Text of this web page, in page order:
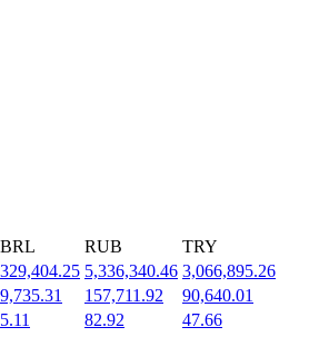
BRL RUB
TRY
329,404.25 5,336,340.46 3,066,895.26
9,735.31 157,711.92
90,640.01
5.11 82.92
47.66